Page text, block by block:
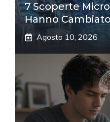
7 Scoperte
Hanno
Agosto 10, 2026